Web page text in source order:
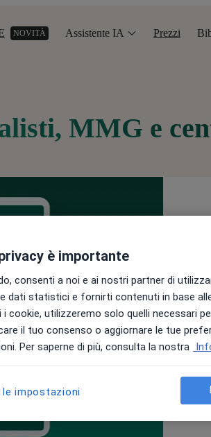
NOVITÀ Assistente IA Prezzi
MMG e
i
Il
FSE 2.0,
Vedi
è importante
consenti a noi e ai nostri partner di
dati statistici e fornirti contenuti in base
cookie, utilizzeremo solo quelli necessari
il tuo consenso o aggiornare le tue
Per saperne di più, consulta la nostra
impostazioni